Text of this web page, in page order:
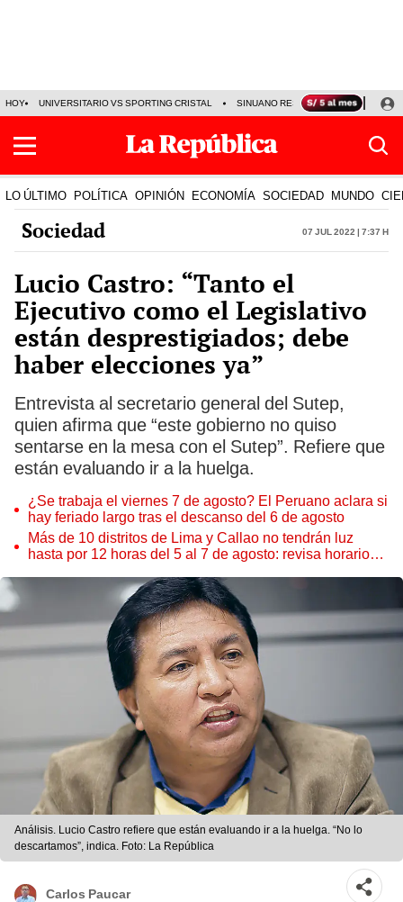
HOY UNIVERSITARIO VS SPORTING CRISTAL SINUANO RESULTADOS HOY
LO ÚLTIMO POLÍTICA OPINIÓN ECONOMÍA SOCIEDAD MUNDO
Sociedad 07 Jul 2022 | 7:37 h
Lucio Castro: “Tanto el
Ejecutivo como el Legislativo
están desprestigiados; debe
haber elecciones ya”
Entrevista al secretario general del Sutep,
quien afirma que “este gobierno no quiso
sentarse en la mesa con el Sutep”. Refiere que
están evaluando ir a la huelga.
¿Se trabaja el viernes 7 de agosto? El Peruano aclara si
hay feriado largo tras el descanso del 6 de agosto
Más de 10 distritos de Lima y Callao no tendrán luz
hasta por 12 horas del 5 al 7 de agosto: revisa horarios y
Análisis. Lucio Castro refiere que están evaluando ir a la huelga. “No lo
descartamos”, indica. Foto: La República
Carlos Paucar